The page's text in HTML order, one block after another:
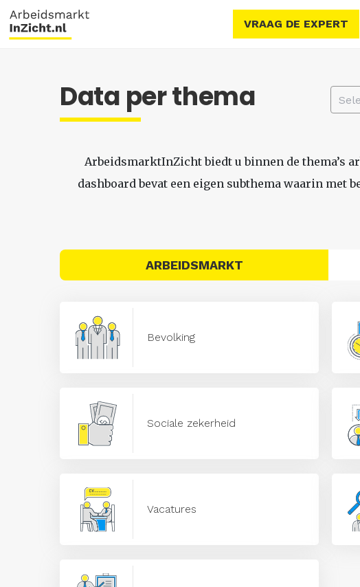
VRAAG DE EXPERT
Data per thema
ArbeidsmarktInZicht biedt u binnen de thema’s
dashboard bevat een eigen subthema waarin
ARBEIDSMARKT
Bevolking
Sociale zekerheid
Vacatures